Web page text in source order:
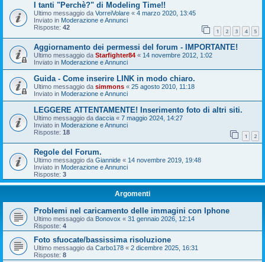
I tanti "Perchè?" di Modeling Time!!
Ultimo messaggio da VorreiVolare « 4 marzo 2020, 13:45
Inviato in Moderazione e Annunci
Risposte: 42 1 2 3 4 5
Aggiornamento dei permessi del forum - IMPORTANTE!
Ultimo messaggio da Starfighter84 « 14 novembre 2012, 1:02
Inviato in Moderazione e Annunci
Guida - Come inserire LINK in modo chiaro.
Ultimo messaggio da simmons « 25 agosto 2010, 11:18
Inviato in Moderazione e Annunci
LEGGERE ATTENTAMENTE! Inserimento foto di altri siti.
Ultimo messaggio da daccia « 7 maggio 2024, 14:27
Inviato in Moderazione e Annunci
Risposte: 18 1 2
Regole del Forum.
Ultimo messaggio da Giannide « 14 novembre 2019, 19:48
Inviato in Moderazione e Annunci
Risposte: 3
Argomenti
Problemi nel caricamento delle immagini con Iphone
Ultimo messaggio da Bonovox « 31 gennaio 2026, 12:14
Risposte: 4
Foto sfuocate/bassissima risoluzione
Ultimo messaggio da Carbo178 « 2 dicembre 2025, 16:31
Risposte: 8